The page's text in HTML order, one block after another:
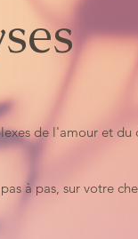
de l'amour et du
à pas, sur votre